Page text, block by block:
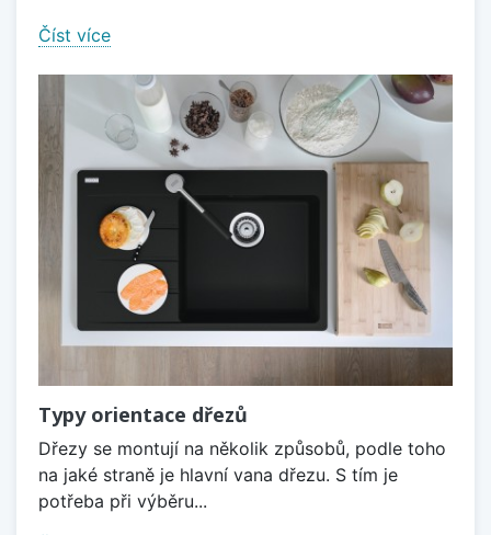
Číst více
Typy orientace dřezů
Dřezy se montují na několik způsobů, podle toho
na jaké straně je hlavní vana dřezu. S tím je
potřeba při výběru...